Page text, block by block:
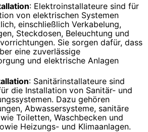
: Elektroinstallateure sind für
von elektrischen Systemen
einschließlich Verkabelung,
Steckdosen, Beleuchtung und
Sie sorgen dafür, dass
eine zuverlässige
und elektrische Anlagen
: Sanitärinstallateure sind
die Installation von Sanitär- und
Dazu gehören
Abwassersysteme, sanitäre
Toiletten, Waschbecken und
Heizungs- und Klimaanlagen.